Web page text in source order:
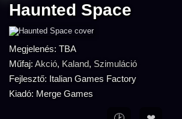
Haunted Space
Megjelenés: TBA
Műfaj: Akció, Kaland, Szimuláció
Fejlesztő: Italian Games Factory
Kiadó: Merge Games